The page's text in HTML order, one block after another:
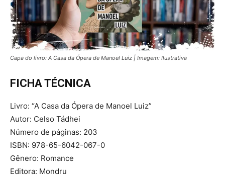
Capa do livro: A Casa da Ópera de Manoel Luiz | Imagem: Ilustrativa
FICHA TÉCNICA
Livro: “A Casa da Ópera de Manoel Luiz”
Autor: Celso Tádhei
Número de páginas: 203
ISBN: 978-65-6042-067-0
Gênero: Romance
Editora: Mondru